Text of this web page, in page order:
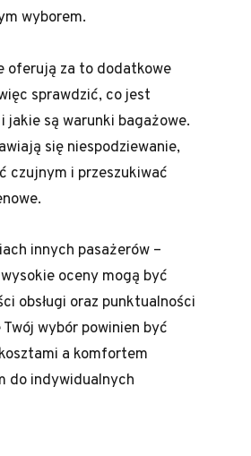
wyborem.
oferują za to dodatkowe
sprawdzić, co jest
jakie są warunki bagażowe.
się niespodziewanie,
czujnym i przeszukiwać
innych pasażerów –
oceny mogą być
obsługi oraz punktualności
wybór powinien być
a komfortem
do indywidualnych